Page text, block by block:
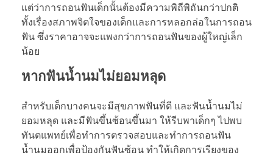
แต่ว่าการถอนฟันเด็กนั้นต้องมีความพิถีพิถันกว่าปกติ
ทั้งเรื่องสภาพจิตใจของเด็กและการหลอกล่อในการถอน
ฟัน ซึ่งราคาอาจจะแพงกว่าการถอนฟันของผู้ใหญ่เล็ก
น้อย
หากฟันน้ำนมไม่ยอมหลุด
สำหรับเด็กบางคนจะมีสุขภาพฟันที่ดี และฟันน้ำนมไม่
ยอมหลุด และมีฟันขึ้นซ้อนขึ้นมา ให้รีบพาเด็กๆ ไปพบ
ทันตแพทย์เพื่อทำการตรวจสอบและทำการถอนฟัน
น้ำนมออกเพื่อป้องกันฟันซ้อน ทำให้เกิดการเรียงของ